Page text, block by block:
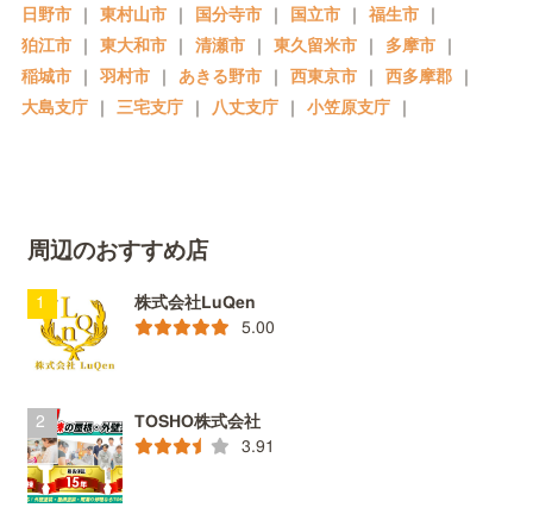
日野市 ｜ 東村山市 ｜ 国分寺市 ｜ 国立市 ｜ 福生市 ｜
狛江市 ｜ 東大和市 ｜ 清瀬市 ｜ 東久留米市 ｜ 多摩市 ｜
稲城市 ｜ 羽村市 ｜ あきる野市 ｜ 西東京市 ｜ 西多摩郡 ｜
大島支庁 ｜ 三宅支庁 ｜ 八丈支庁 ｜ 小笠原支庁 ｜
周辺のおすすめ店
株式会社LuQen
5.00
TOSHO株式会社
3.91